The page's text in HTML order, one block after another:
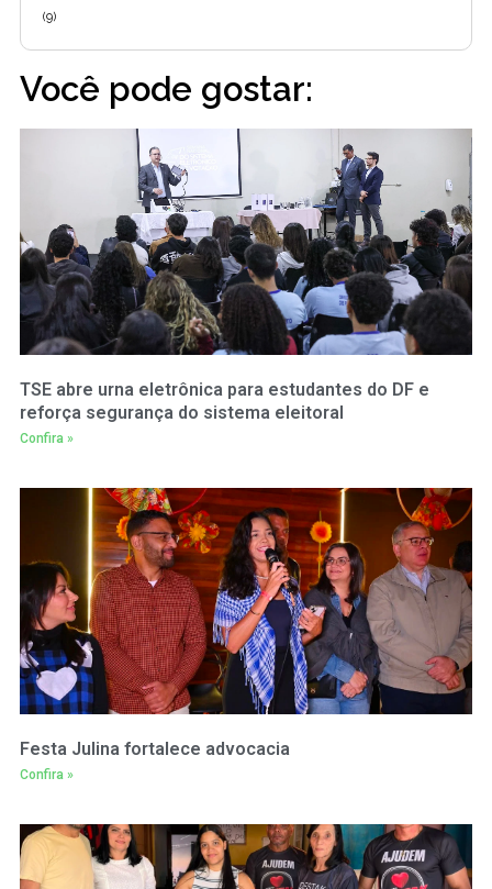
(9)
Você pode gostar:
TSE abre urna eletrônica para estudantes do DF e
reforça segurança do sistema eleitoral
Confira »
Festa Julina fortalece advocacia
Confira »